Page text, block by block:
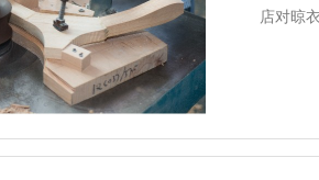
店对晾